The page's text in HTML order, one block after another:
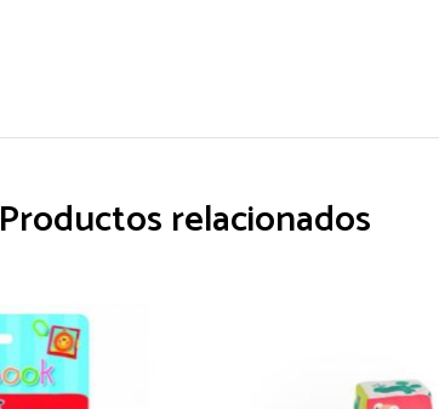
Productos relacionados